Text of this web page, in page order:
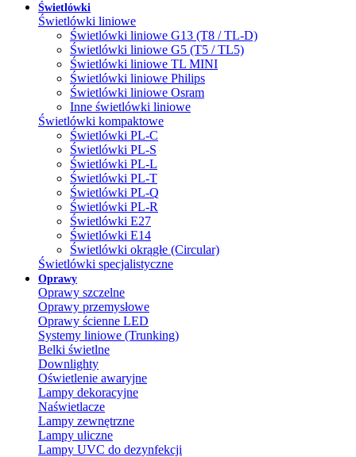
Świetlówki
Świetlówki liniowe
Świetlówki liniowe G13 (T8 / TL-D)
Świetlówki liniowe G5 (T5 / TL5)
Świetlówki liniowe TL MINI
Świetlówki liniowe Philips
Świetlówki liniowe Osram
Inne świetlówki liniowe
Świetlówki kompaktowe
Świetlówki PL-C
Świetlówki PL-S
Świetlówki PL-L
Świetlówki PL-T
Świetlówki PL-Q
Świetlówki PL-R
Świetlówki E27
Świetlówki E14
Świetlówki okrągłe (Circular)
Świetlówki specjalistyczne
Oprawy
Oprawy szczelne
Oprawy przemysłowe
Oprawy ścienne LED
Systemy liniowe (Trunking)
Belki świetlne
Downlighty
Oświetlenie awaryjne
Lampy dekoracyjne
Naświetlacze
Lampy zewnętrzne
Lampy uliczne
Lampy UVC do dezynfekcji